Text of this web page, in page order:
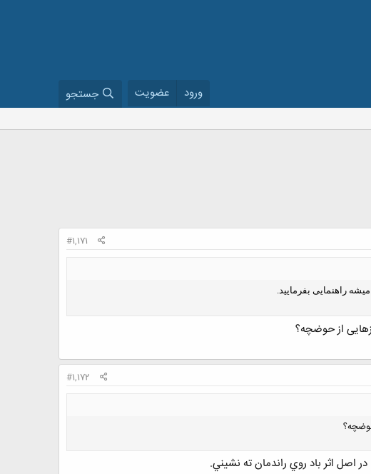
ورود عضویت جستجو
#1,171
راهنمایی بفرمایید.
#1,172
اثر باد روي راندمان ته نشيني.